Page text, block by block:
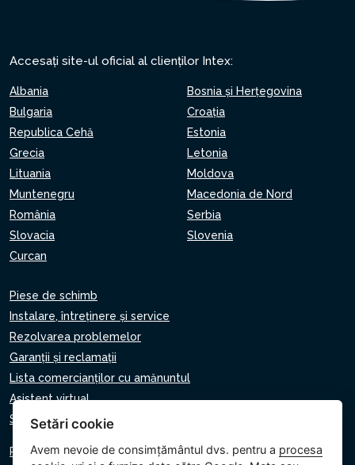
Accesați site-ul oficial al clienților Intex:
Albania
Bosnia și Herțegovina
Bulgaria
Croaţia
Republica Cehă
Estonia
Grecia
Letonia
Lituania
Moldova
Muntenegru
Macedonia de Nord
România
Serbia
Slovacia
Slovenia
Curcan
Piese de schimb
Instalare, întreținere și service
Rezolvarea problemelor
Garanții și reclamații
Lista comercianților cu amănuntul
Asistent virtual
Scrie-ne
Politica de confidențialitate
Setări cookie
Avem nevoie de consimțământul dvs. pentru a procesa